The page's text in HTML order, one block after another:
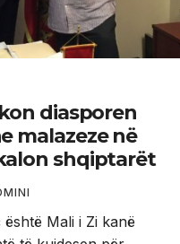
diasporen
malazeze në
shqiptarët
Mali i Zi kanë